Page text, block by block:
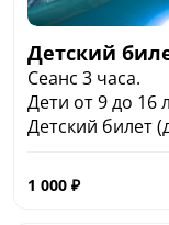
Детский
Сеанс 3 часа.
Дети от 9 до 16
Детский билет
1 000 ₽